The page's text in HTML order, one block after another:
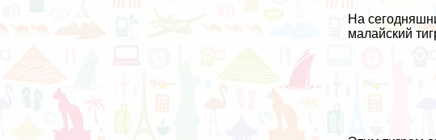
На
малайский